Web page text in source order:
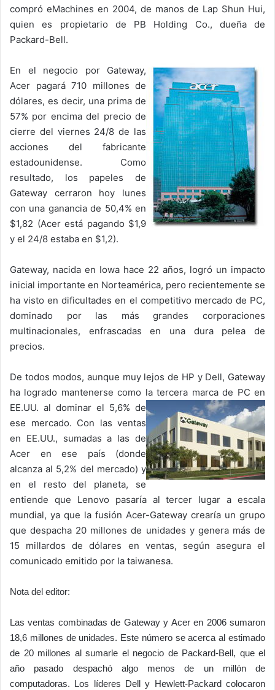
compró eMachines en 2004, de manos de Lap Shun Hui,
quien es propietario de PB Holding Co., dueña de
Packard-Bell.
En el negocio por Gateway,
Acer pagará 710 millones de
dólares, es decir, una prima de
57% por encima del precio de
cierre del viernes 24/8 de las
acciones del fabricante
estadounidense. Como
resultado, los papeles de
Gateway cerraron hoy lunes
con una ganancia de 50,4% en
$1,82 (Acer está pagando $1,9
y el 24/8 estaba en $1,2).
Gateway, nacida en Iowa hace 22 años, logró un impacto
inicial importante en Norteamérica, pero recientemente se
ha visto en dificultades en el competitivo mercado de PC,
dominado por las más grandes corporaciones
multinacionales, enfrascadas en una dura pelea de
precios.
De todos modos, aunque muy lejos de HP y Dell, Gateway
ha logrado mantenerse como la tercera marca de PC en
EE.UU. al dominar el 5,6% de
ese mercado. Con las ventas
en EE.UU., sumadas a las de
Acer en ese país (donde
alcanza al 5,2% del mercado) y
en el resto del planeta, se
entiende que Lenovo pasaría al tercer lugar a escala
mundial, ya que la fusión Acer-Gateway crearía un grupo
que despacha 20 millones de unidades y genera más de
15 millardos de dólares en ventas, según asegura el
comunicado emitido por la taiwanesa.
Nota del editor:
Las ventas combinadas de Gateway y Acer en 2006 sumaron
18,6 millones de unidades. Este número se acerca al estimado
de 20 millones al sumarle el negocio de Packard-Bell, que el
año pasado despachó algo menos de un millón de
computadoras. Los líderes Dell y Hewlett-Packard colocaron